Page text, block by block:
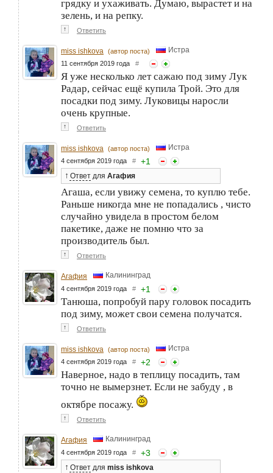
грядку и ухаживать. Думаю, вырастет и на
зелень, и на репку.
↑ Ответить
miss ishkova (автор поста) Истра
11 сентября 2019 года #
Я уже несколько лет сажаю под зиму Лук
Радар, сейчас ещё купила Трой. Это для
посадки под зиму. Луковицы наросли
очень крупные.
↑ Ответить
miss ishkova (автор поста) Истра
4 сентября 2019 года # +1
↑ Ответ для Агафия
Агаша, если увижу семена, то куплю тебе.
Раньше никогда мне не попадались , чисто
случайно увидела в простом белом
пакетике, даже не помню что за
производитель был.
↑ Ответить
Агафия Калининград
4 сентября 2019 года # +1
Танюша, попробуй пару головок посадить
под зиму, может свои семена получатся.
↑ Ответить
miss ishkova (автор поста) Истра
4 сентября 2019 года # +2
Наверное, надо в теплицу посадить, там
точно не вымерзнет. Если не забуду , в
октябре посажу.
↑ Ответить
Агафия Калининград
4 сентября 2019 года # +3
↑ Ответ для miss ishkova